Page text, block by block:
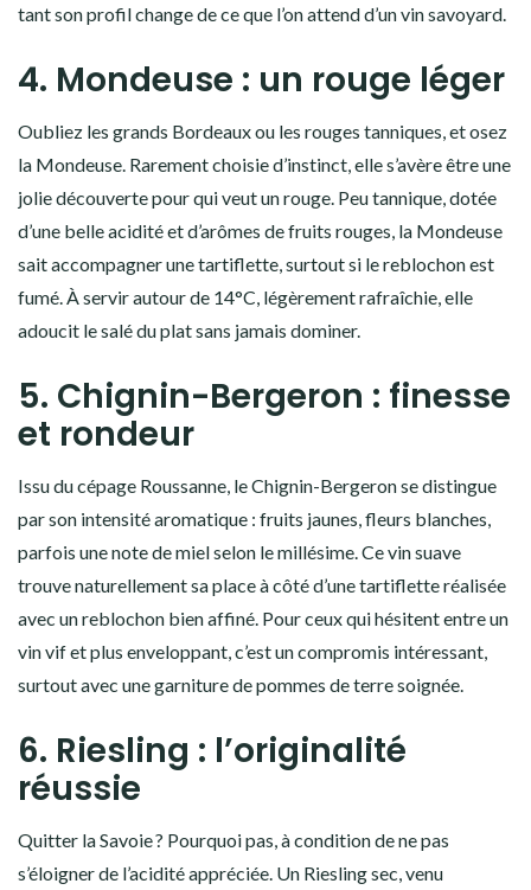
tant son profil change de ce que l’on attend d’un vin savoyard.
4. Mondeuse : un rouge léger
Oubliez les grands Bordeaux ou les rouges tanniques, et osez
la Mondeuse. Rarement choisie d’instinct, elle s’avère être une
jolie découverte pour qui veut un rouge. Peu tannique, dotée
d’une belle acidité et d’arômes de fruits rouges, la Mondeuse
sait accompagner une tartiflette, surtout si le reblochon est
fumé. À servir autour de 14°C, légèrement rafraîchie, elle
adoucit le salé du plat sans jamais dominer.
5. Chignin-Bergeron : finesse
et rondeur
Issu du cépage Roussanne, le Chignin-Bergeron se distingue
par son intensité aromatique : fruits jaunes, fleurs blanches,
parfois une note de miel selon le millésime. Ce vin suave
trouve naturellement sa place à côté d’une tartiflette réalisée
avec un reblochon bien affiné. Pour ceux qui hésitent entre un
vin vif et plus enveloppant, c’est un compromis intéressant,
surtout avec une garniture de pommes de terre soignée.
6. Riesling : l’originalité
réussie
Quitter la Savoie ? Pourquoi pas, à condition de ne pas
s’éloigner de l’acidité appréciée. Un Riesling sec, venu